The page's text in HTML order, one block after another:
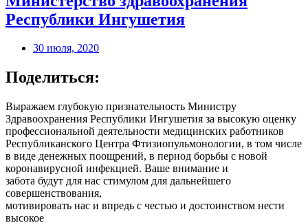
Республики Ингушетия
30 июля, 2020
Поделиться:
Выражаем глубокую признательность Министру
Здравоохранения Республики Ингушетия за высокую оценку
профессиональной деятельности медицинских работников
Республиканского Центра Фтизиопульмонологии, в том числе
в виде денежных поощрений, в период борьбы с новой
коронавирусной инфекцией. Ваше внимание и
забота будут для нас стимулом для дальнейшего
совершенствования,
мотивировать нас и впредь с честью и достоинством нести
высокое